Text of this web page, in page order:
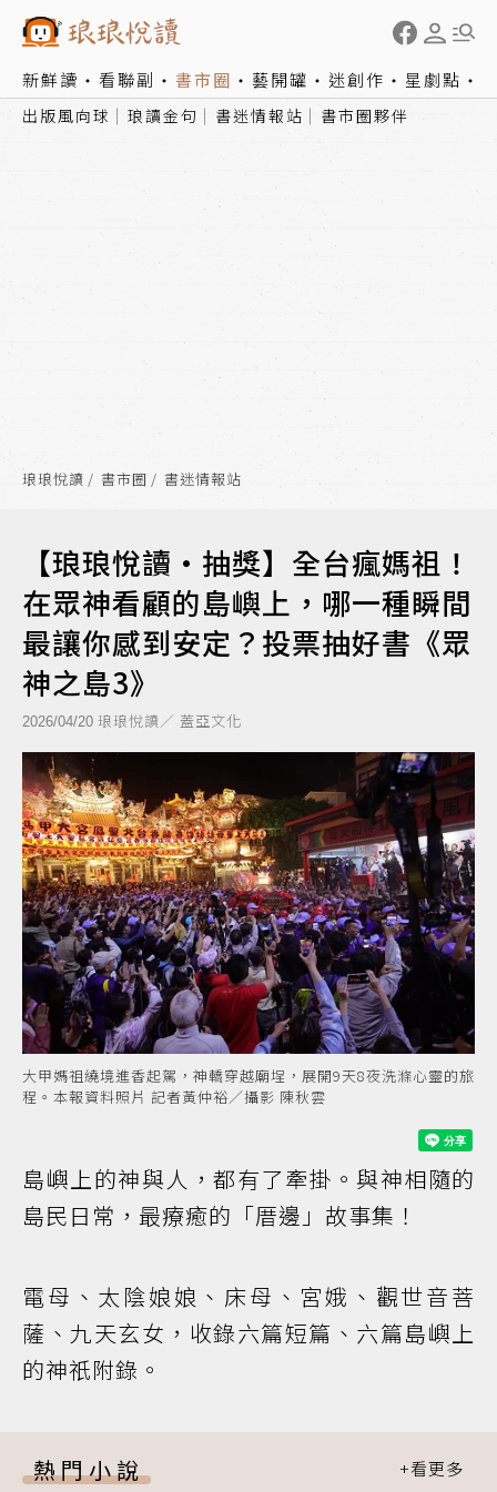
新鮮讀 看聯副 書市圈 藝開罐 迷創作 星劇點
出版風向球 琅讀金句 書迷情報站 書市圈夥伴
琅琅悅讀 書市圈 書迷情報站
【琅琅悅讀‧抽獎】全台瘋媽祖！
在眾神看顧的島嶼上，哪一種瞬間
最讓你感到安定？投票抽好書《眾
神之島3》
2026/04/20 琅琅悅讀／ 蓋亞文化
大甲媽祖繞境進香起駕，神轎穿越廟埕，展開9天8夜洗滌心靈的旅
程。本報資料照片 記者黃仲裕／攝影 陳秋雲
島嶼上的神與人，都有了牽掛。與神相隨的
島民日常，最療癒的「厝邊」故事集！
電母、太陰娘娘、床母、宮娥、觀世音菩
薩、九天玄女，收錄六篇短篇、六篇島嶼上
的神祇附錄。
熱門小說